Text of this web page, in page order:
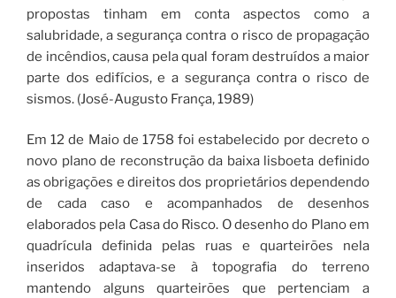
propostas tinham em conta aspectos como a
salubridade, a segurança contra o risco de propagação
de incêndios, causa pela qual foram destruídos a maior
parte dos edifícios, e a segurança contra o risco de
sismos. (José-Augusto França, 1989)
Em 12 de Maio de 1758 foi estabelecido por decreto o
novo plano de reconstrução da baixa lisboeta definido
as obrigações e direitos dos proprietários dependendo
de cada caso e acompanhados de desenhos
elaborados pela Casa do Risco. O desenho do Plano em
quadrícula definida pelas ruas e quarteirões nela
inseridos adaptava-se à topografia do terreno
mantendo alguns quarteirões que pertenciam a